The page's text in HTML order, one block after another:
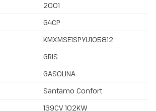
2001
G4CP
KMXMSE1SPYU105812
GRIS
GASOLINA
Santamo Confort
139CV 102KW